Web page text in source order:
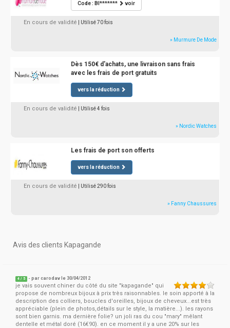
Code : BI******* voir
En cours de validité | Utilisé 70 fois
» Murmure De Mode
Dès 150€ d'achats, une livraison sans frais
avec les frais de port gratuits
vers la réduction
En cours de validité | Utilisé 4 fois
» Nordic Watches
Les frais de port son offerts
vers la réduction
En cours de validité | Utilisé 290 fois
» Fanny Chaussures
Avis des clients Kapagande
4 / 5 - parcarodav le 30/04/2012
je vais souvent chiner du côté du site "kapagande" qui
propose de nombreux bijoux à prix très raisonnables. le soin apporté à la
description des colliers, boucles d'oreilles, bijoux de cheveux...est très
appréciable (plein de photos,détails sur le style, la matière...). les rayons
sont bien garnis. ma dernière folie? un joli ras du cou "mary" mêlant
dentelle et métal doré (16€90). en ce moment il y a une 20% sur les